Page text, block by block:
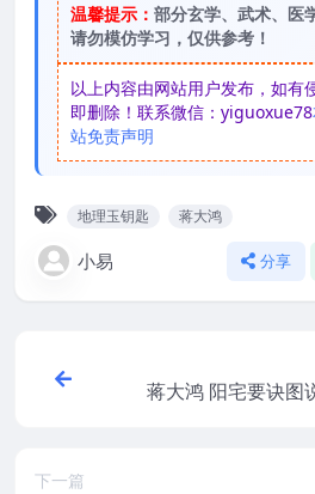
温馨提示： 部分玄学、武术、医
请勿模仿学习，仅供参考！
以上内容由网站用户发布，如有
即删除！联系微信：yiguoxue78
站免责声明
地理玉钥匙 蒋大鸿
小易 分享
蒋大鸿 阳宅要诀图
下一篇